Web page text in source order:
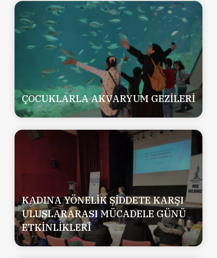
ÇOCUKLARLA AKVARYUM GEZİLERİ
KADINA YÖNELİK ŞİDDETE KARŞI
ULUSLARARASI MÜCADELE GÜNÜ
ETKİNLİKLERİ